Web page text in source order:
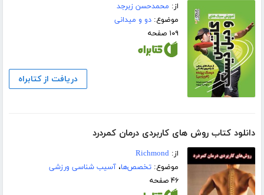
از: محمدحسن زبرجد
موضوع:دو و میدانی
۱۰۹ صفحه
دریافت از کتابراه
دانلود کتاب روش های کاربردی درمان کمردرد
از:Richmond
موضوع:تخصص‌ها،آسیب شناسی ورزشی
۴۶ صفحه